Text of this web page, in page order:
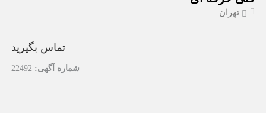
تهران
تماس بگیرید
شماره آگهی: 22492